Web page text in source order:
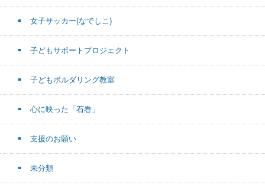
女子サッカー(なでしこ)
子どもサポートプロジェクト
子どもボルダリング教室
心に映った「石巻」
支援のお願い
未分類